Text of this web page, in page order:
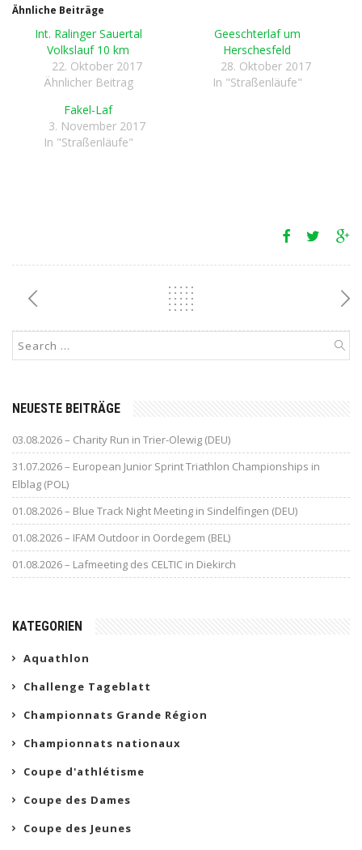
Ähnliche Beiträge
Int. Ralinger Sauertal
Volkslauf 10 km
22. Oktober 2017
Ähnlicher Beitrag
Geeschterlaf um
Herschesfeld
28. Oktober 2017
In "Straßenläufe"
Fakel-Laf
3. November 2017
In "Straßenläufe"
NEUESTE BEITRÄGE
03.08.2026 – Charity Run in Trier-Olewig (DEU)
31.07.2026 – European Junior Sprint Triathlon Championships in
Elblag (POL)
01.08.2026 – Blue Track Night Meeting in Sindelfingen (DEU)
01.08.2026 – IFAM Outdoor in Oordegem (BEL)
01.08.2026 – Lafmeeting des CELTIC in Diekirch
KATEGORIEN
Aquathlon
Challenge Tageblatt
Championnats Grande Région
Championnats nationaux
Coupe d'athlétisme
Coupe des Dames
Coupe des Jeunes